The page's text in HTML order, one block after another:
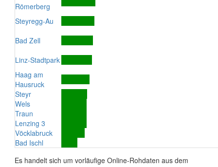
Römerberg
Steyregg-Au
Bad Zell
Linz-Stadtpark
Haag am
Hausruck
Steyr
Wels
Traun
Lenzing 3
Vöcklabruck
Bad Ischl
Es handelt sich um vorläufige Online-Rohdaten aus dem